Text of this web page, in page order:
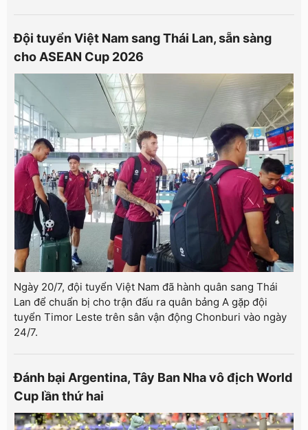
Đội tuyển Việt Nam sang Thái Lan, sẵn sàng
cho ASEAN Cup 2026
Ngày 20/7, đội tuyển Việt Nam đã hành quân sang Thái
Lan để chuẩn bị cho trận đấu ra quân bảng A gặp đội
tuyển Timor Leste trên sân vận động Chonburi vào ngày
24/7.
Đánh bại Argentina, Tây Ban Nha vô địch World
Cup lần thứ hai